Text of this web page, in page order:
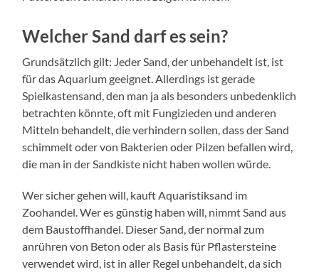
Welcher Sand darf es sein?
Grundsätzlich gilt: Jeder Sand, der unbehandelt ist, ist
für das Aquarium geeignet. Allerdings ist gerade
Spielkastensand, den man ja als besonders unbedenklich
betrachten könnte, oft mit Fungizieden und anderen
Mitteln behandelt, die verhindern sollen, dass der Sand
schimmelt oder von Bakterien oder Pilzen befallen wird,
die man in der Sandkiste nicht haben wollen würde.
Wer sicher gehen will, kauft Aquaristiksand im
Zoohandel. Wer es günstig haben will, nimmt Sand aus
dem Baustoffhandel. Dieser Sand, der normal zum
anrühren von Beton oder als Basis für Pflastersteine
verwendet wird, ist in aller Regel unbehandelt, da sich